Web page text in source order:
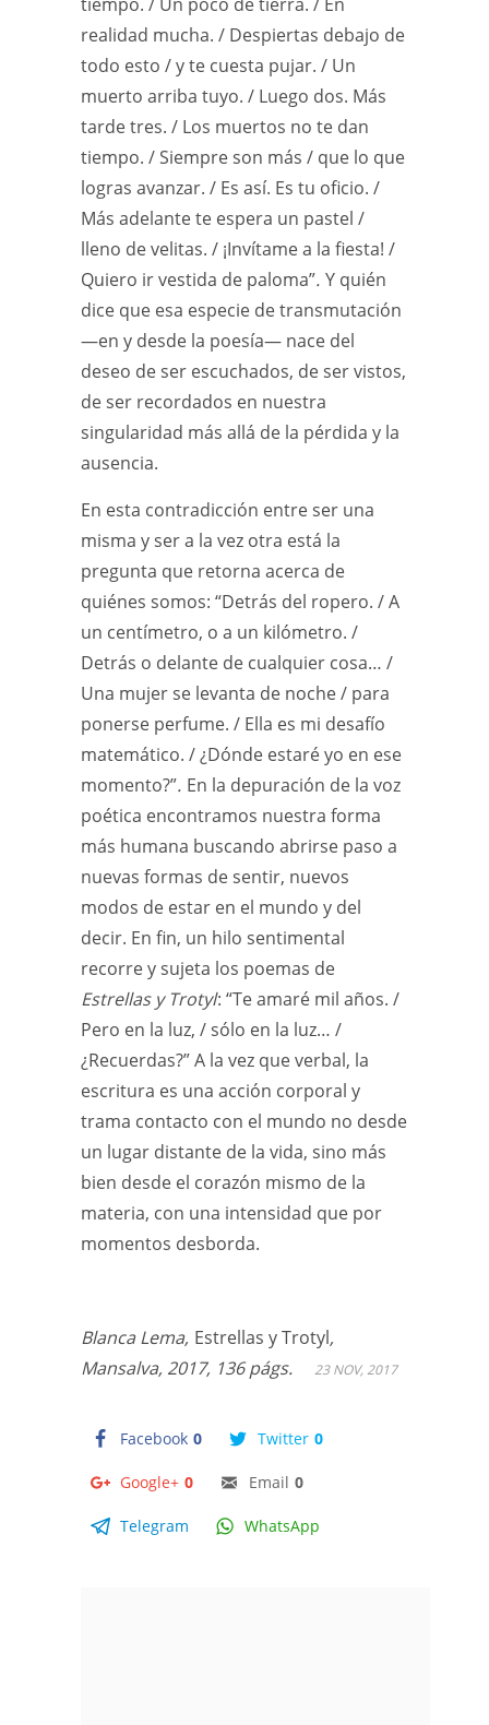
realidad mucha. / Despiertas debajo de
todo esto / y te cuesta pujar. / Un
muerto arriba tuyo. / Luego dos. Más
tarde tres. / Los muertos no te dan
tiempo. / Siempre son más / que lo que
logras avanzar. / Es así. Es tu oficio. /
Más adelante te espera un pastel /
lleno de velitas. / ¡Invítame a la fiesta! /
Quiero ir vestida de paloma”. Y quién
dice que esa especie de transmutación
—en y desde la poesía— nace del
deseo de ser escuchados, de ser vistos,
de ser recordados en nuestra
singularidad más allá de la pérdida y la
ausencia.
En esta contradicción entre ser una
misma y ser a la vez otra está la
pregunta que retorna acerca de
quiénes somos: “Detrás del ropero. / A
un centímetro, o a un kilómetro. /
Detrás o delante de cualquier cosa… /
Una mujer se levanta de noche / para
ponerse perfume. / Ella es mi desafío
matemático. / ¿Dónde estaré yo en ese
momento?”. En la depuración de la voz
poética encontramos nuestra forma
más humana buscando abrirse paso a
nuevas formas de sentir, nuevos
modos de estar en el mundo y del
decir. En fin, un hilo sentimental
recorre y sujeta los poemas de
Estrellas y Trotyl: “Te amaré mil años. /
Pero en la luz, / sólo en la luz… /
¿Recuerdas?” A la vez que verbal, la
escritura es una acción corporal y
trama contacto con el mundo no desde
un lugar distante de la vida, sino más
bien desde el corazón mismo de la
materia, con una intensidad que por
momentos desborda.
Blanca Lema, Estrellas y Trotyl,
Mansalva, 2017, 136 págs.
Facebook 0 Twitter 0
Google+ 0 Email 0
Telegram WhatsApp
23 NOV, 2017